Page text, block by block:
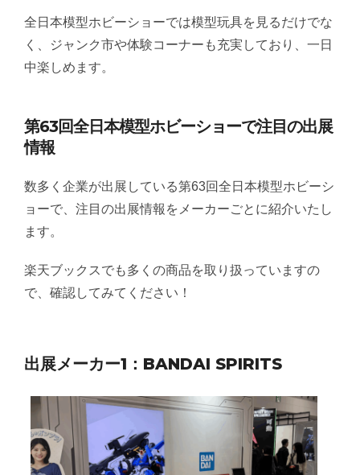
全日本模型ホビーショーでは模型玩具を見るだけでな
く、ジャンク市や体験コーナーも充実しており、一日
中楽しめます。
第63回全日本模型ホビーショーで注目の出展
情報
数多く企業が出展している第63回全日本模型ホビーシ
ョーで、注目の出展情報をメーカーごとに紹介いたし
ます。
楽天ブックスでも多くの商品を取り扱っていますの
で、確認してみてください！
出展メーカー1：BANDAI SPIRITS